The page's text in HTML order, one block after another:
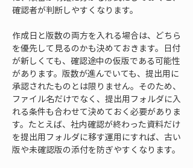
確認者が判断しやすくなります。
作成日と版数の両方を入れる場合は、どちら
を優先して見るのかも決めておきます。日付
が新しくても、確認途中の仮版である可能性
があります。版数が進んでいても、提出用に
承認されたものとは限りません。そのため、
ファイル名だけでなく、提出用フォルダに入
れる条件も合わせて決めておく必要がありま
す。たとえば、社内確認が終わった資料だけ
を提出用フォルダに移す運用にすれば、古い
版や未確認版の添付を防ぎやすくなります。